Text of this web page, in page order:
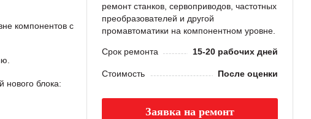
компонентов с
нового блока:
ремонт станков, сервоприводов, частотных
преобразователей и другой
промавтоматики на компонентном уровне.
Срок ремонта 15-20 рабочих дней
Стоимость После оценки
Заявка на ремонт